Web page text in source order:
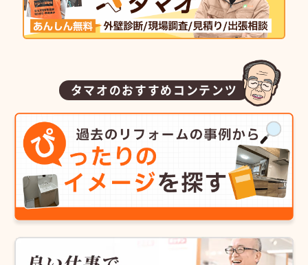
タマオのおすすめコンテンツ